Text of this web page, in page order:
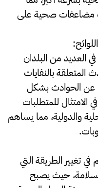
مضاعفات صحية على
:
العديد من البلدان
المتعلقة بالنفايات
عن الحوادث بشكل
الامتثال للمتطلبات
والدولية، مما يساهم
في تغيير الطريقة التي
حيث يصبح